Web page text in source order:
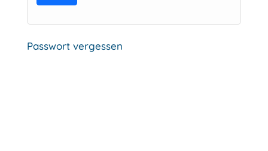
Alternative:
Passwort vergessen